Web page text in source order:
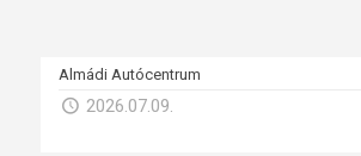
Almádi Autócentrum
2026.07.09.